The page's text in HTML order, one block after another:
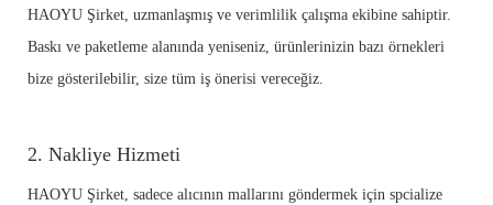
HAOYU Şirket, uzmanlaşmış ve verimlilik çalışma ekibine sahiptir.
Baskı ve paketleme alanında yeniseniz, ürünlerinizin bazı örnekleri
bize gösterilebilir, size tüm iş önerisi vereceğiz.
2. Nakliye Hizmeti
HAOYU Şirket, sadece alıcının mallarını göndermek için spcialize